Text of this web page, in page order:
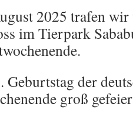
2025 trafen wir
im Tierpark
Geburtstag der
groß